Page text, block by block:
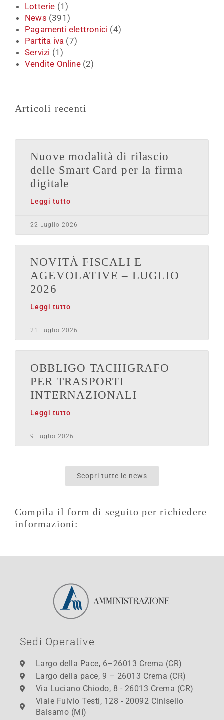
Lotterie (1)
News (391)
Pagamenti elettronici (4)
Partita iva (7)
Servizi (1)
Vendite Online(2)
Articoli recenti
Nuove modalità di rilascio
delle Smart Card per la firma
digitale
Leggi tutto
22 Luglio 2026
NOVITÀ FISCALI E
AGEVOLATIVE – LUGLIO
2026
Leggi tutto
21 Luglio 2026
OBBLIGO TACHIGRAFO
PER TRASPORTI
INTERNAZIONALI
Leggi tutto
9 Luglio 2026
Scopri tutte le news
Compila il form di seguito per richiedere
informazioni:
Sedi Operative
Largo della Pace, 6–26013 Crema (CR)
Largo della pace, 9 – 26013 Crema (CR)
Via Luciano Chiodo, 8 - 26013 Crema (CR)
Viale Fulvio Testi, 128 - 20092 Cinisello
Balsamo (MI)